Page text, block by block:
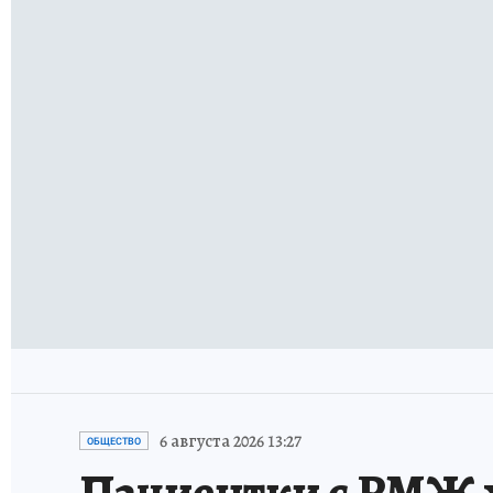
ОБЩЕСТВО 6 августа 2026 13:27